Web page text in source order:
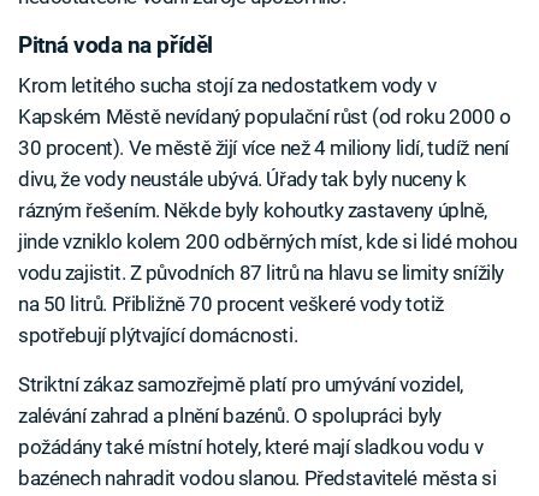
Pitná voda na příděl
Krom letitého sucha stojí za nedostatkem vody v
Kapském Městě nevídaný populační růst (od roku 2000 o
30 procent). Ve městě žijí více než 4 miliony lidí, tudíž není
divu, že vody neustále ubývá. Úřady tak byly nuceny k
rázným řešením. Někde byly kohoutky zastaveny úplně,
jinde vzniklo kolem 200 odběrných míst, kde si lidé mohou
vodu zajistit. Z původních 87 litrů na hlavu se limity snížily
na 50 litrů. Přibližně 70 procent veškeré vody totiž
spotřebují plýtvající domácnosti.
Striktní zákaz samozřejmě platí pro umývání vozidel,
zalévání zahrad a plnění bazénů. O spolupráci byly
požádány také místní hotely, které mají sladkou vodu v
bazénech nahradit vodou slanou. Představitelé města si